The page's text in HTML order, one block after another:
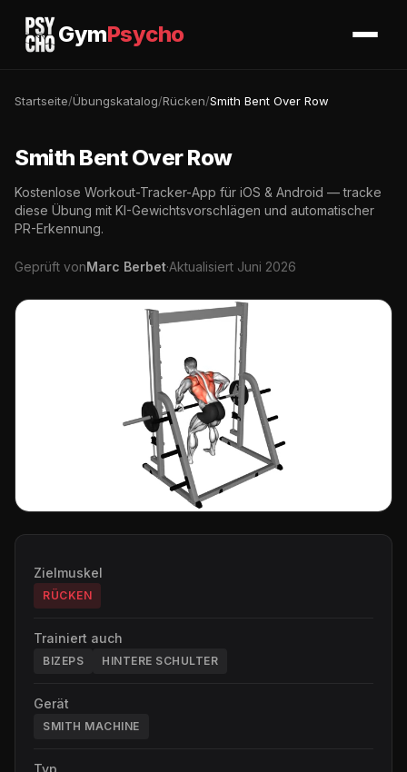
GymPsycho
Startseite/Übungskatalog/Rücken/Smith Bent Over Row
Smith Bent Over Row
Kostenlose Workout-Tracker-App für iOS & Android — tracke
diese Übung mit KI-Gewichtsvorschlägen und automatischer
PR-Erkennung.
Geprüft vonMarc Berbet·Aktualisiert Juni 2026
Zielmuskel
RÜCKEN
Trainiert auch
BIZEPS HINTERE SCHULTER
Gerät
SMITH MACHINE
Typ